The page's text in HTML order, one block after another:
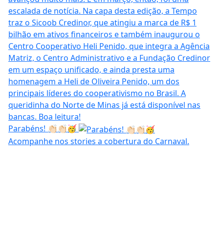
Parabéns! 👏🏻👏🏻🥳
Acompanhe nos stories a cobertura do Carnaval.